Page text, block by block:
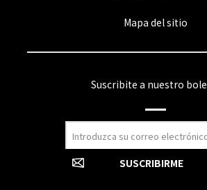
Mapa del sitio
Suscribite a nuestro